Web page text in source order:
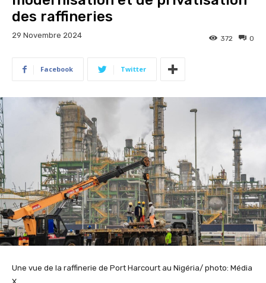
des raffineries
29 Novembre 2024 0
372
Facebook Twitter
Une vue de la raffinerie de Port Harcourt au Nigéria/ photo: Média